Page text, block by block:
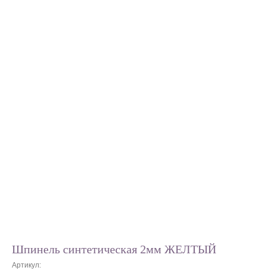
Шпинель синтетическая 2мм ЖЕЛТЫЙ
Артикул: